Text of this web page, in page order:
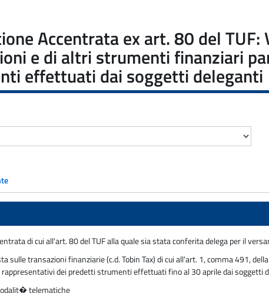
Accentrata ex art. 80 del
e di altri strumenti finanziari
effettuati dai soggetti deleganti
di cui all'art. 80 del TUF alla quale sia stata conferita delega per il
sulle transazioni finanziarie (c.d. Tobin Tax) di cui all'art. 1, comma 491,
dei predetti strumenti effettuati fino al 30 aprile dai soggetti
telematiche